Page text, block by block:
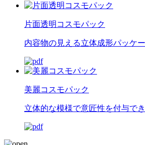
片面透明コスモパック
内容物の見える立体成形パッケ
美麗コスモパック
立体的な模様で意匠性を付与で